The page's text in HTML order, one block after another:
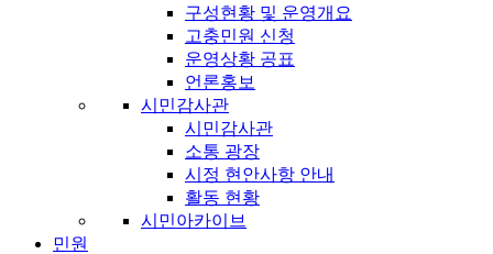
구성현황 및 운영개요
고충민원 신청
운영상황 공표
언론홍보
시민감사관
시민감사관
소통 광장
시정 현안사항 안내
활동 현황
시민아카이브
민원